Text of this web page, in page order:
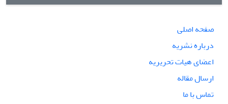
صفحه اصلی
درباره نشریه
اعضای هیات تحریریه
ارسال مقاله
تماس با ما